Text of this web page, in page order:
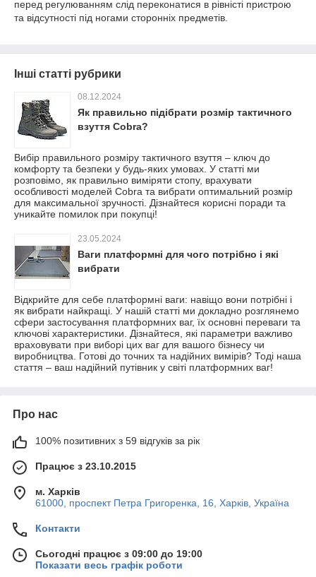
перед регулюванням слід переконатися в рівністі пристрою
та відсутності під ногами сторонніх предметів.
Інші статті рубрики
08.12.2024
Як правильно підібрати розмір тактичного
взуття Cobra?
Вибір правильного розміру тактичного взуття – ключ до
комфорту та безпеки у будь-яких умовах. У статті ми
розповімо, як правильно виміряти стопу, врахувати
особливості моделей Cobra та вибрати оптимальний розмір
для максимальної зручності. Дізнайтеся корисні поради та
уникайте помилок при покупці!
23.05.2024
Ваги платформні для чого потрібно і які
вибрати
Відкрийте для себе платформні ваги: ​​навіщо вони потрібні і
як вибрати найкращі. У нашій статті ми докладно розглянемо
сфери застосування платформних ваг, їх основні переваги та
ключові характеристики. Дізнайтеся, які параметри важливо
враховувати при виборі цих ваг для вашого бізнесу чи
виробництва. Готові до точних та надійних вимірів? Тоді наша
стаття – ваш надійний путівник у світі платформних ваг!
Про нас
100% позитивних з 59 відгуків за рік
Працює з 23.10.2015
м. Харків
61000, проспект Петра Григоренка, 16, Харків, Україна
Контакти
Сьогодні працює з 09:00 до 19:00
Показати весь графік роботи